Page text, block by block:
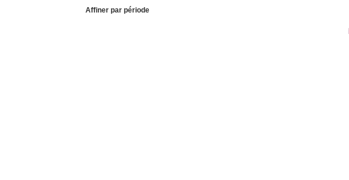
Affiner par période